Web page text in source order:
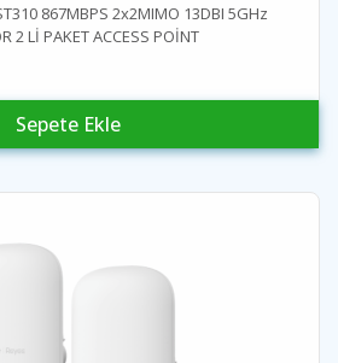
867MBPS 2x2MIMO 13DBI 5GHz
2 Lİ PAKET ACCESS POİNT
Sepete Ekle